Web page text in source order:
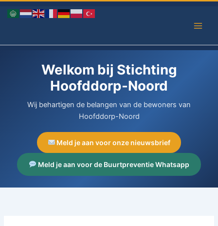
naar
Welkom bij Stichting
Hoofddorp-Noord
Wij behartigen de belangen van de bewoners van
Hoofddorp-Noord
Meld je aan voor onze nieuwsbrief
Meld je aan voor de Buurtpreventie Whatsapp